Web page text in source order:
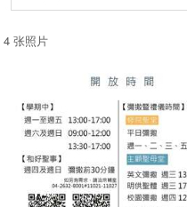
4 张照片